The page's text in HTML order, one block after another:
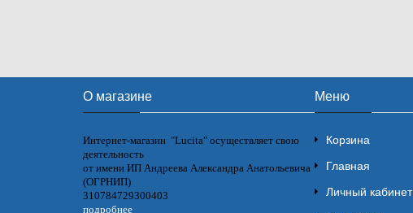
О магазине
Интернет-магазин "Lucita" осуществляет свою
деятельность
от имени ИП Андреева Александра Анатольевича
(ОГРНИП)
310784729300403
подробнее
Меню
Корзина
Главная
Личный кабинет